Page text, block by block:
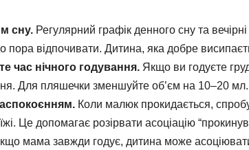
сну. Регулярний графік денного сну та
пора відпочивати. Дитина, яка добре
час нічного годування. Якщо ви годуєте
Для пляшечки зменшуйте об’єм на 10–20 мл.
Коли малюк прокидається,
Це допомагає розірвати асоціацію
мама завжди годує, дитина може